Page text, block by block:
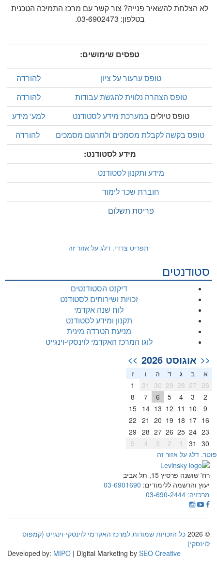
לא הצלחת להשאיר פנייה? צור קשר עם מרכז התמיכה הטכנית
בטלפון: 03-6902473.
טפסים שימושים:
טופס ערעור על ציון
להורדה
טופס הצהרה נלווית להגשת עבודות
להורדה
טופס טיולים במערכת מידע לסטודנט
למע' מידע
טופס בקשה לקבלת מסמכים ולתרגום מסמכים
להורדה
מידע לסטודנט:
מידע ותקנון לסטודנט
חוברת שכר לימוד
פריסת תשלום
תפריט צדדי. דלג על אזור זה
סטודנטים
דיקנט הסטודנטים
זכויות ושירותים לסטודנט
לוח שנה אקדמי
תקנון ומידע לסטודנט
מניעת הטרדה מינית
לוגו המרכז האקדמי לוינסקי-וינגייט
<< אוגוסט 2026 >>
א ב ג ד ה
ז
26
27
28
29
30
31
2
3
4
5
6
7
8
9
10
11
12
13
14
15
16
17
18
19
20
21
22
23
24
25
26
27
28
29
30
31
2
3
4
5
דלג על אזור זה
רח' שושנה פרסיץ 15, תל אביב
יעוץ והרשמה ללימודים: 03-6901690
מרכזיה: 03-690-2444
© 2026
כל הזכויות שמורות למרכז האקדמי לוינסקי-וינגייט (קמפוס
לוינסקי)
Developed by:MIPO | Digital Marketing bySEO Creative